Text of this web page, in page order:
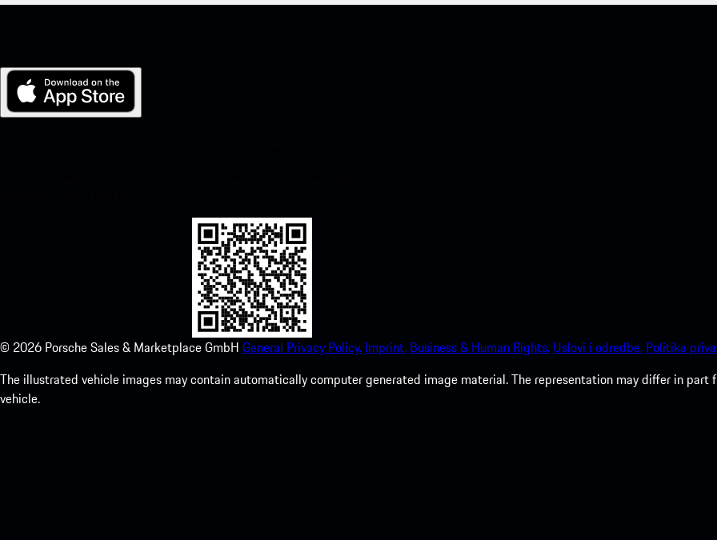
© 2026 Porsche Sales & Marketplace GmbH General Privacy Policy. Imprint. Business & Human Rights. Uslovi i odredbe. Politika
The illustrated vehicle images may contain automatically computer generated image material. The representation may differ in
vehicle.